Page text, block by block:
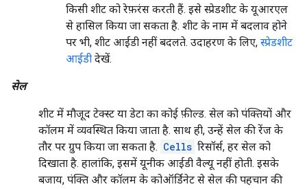
किसी शीट को रेफ़रंस करती हैं. इसे स्प्रेडशीट के यूआरएल
से हासिल किया जा सकता है. शीट के नाम में बदलाव होने
पर भी, शीट आईडी नहीं बदलते. उदाहरण के लिए, स्प्रेडशीट
आईडी देखें.
सेल
शीट में मौजूद टेक्स्ट या डेटा का कोई फ़ील्ड. सेल को पंक्तियों और
कॉलम में व्यवस्थित किया जाता है. साथ ही, उन्हें सेल की रेंज के
तौर पर ग्रुप किया जा सकता है. Cells रिसॉर्स, हर सेल को
दिखाता है. हालांकि, इसमें यूनीक आईडी वैल्यू नहीं होती. इसके
बजाय, पंक्ति और कॉलम के कोऑर्डिनेट से सेल की पहचान की